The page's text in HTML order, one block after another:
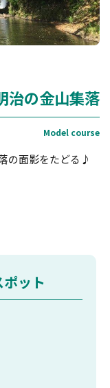
治の金山集落
の面影をたどる♪
ット